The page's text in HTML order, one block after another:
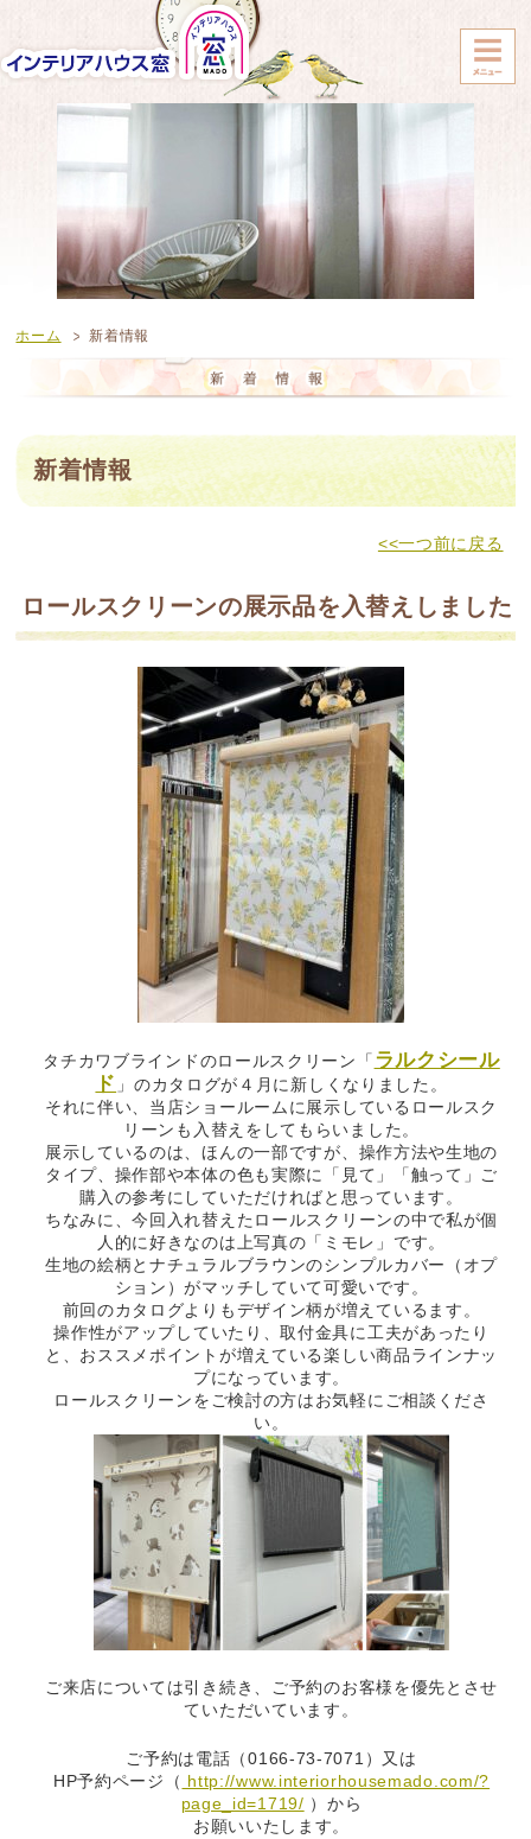
ホーム 新着情報
新着情報
<<一つ前に戻る
ロールスクリーンの展示品を入替えしました
タチカワブラインドのロールスクリーン「 ラルクシール
ド 」のカタログが４月に新しくなりました。
それに伴い、当店ショールームに展示しているロールスク
リーンも入替えをしてもらいました。
展示しているのは、ほんの一部ですが、操作方法や生地の
タイプ、操作部や本体の色も実際に「見て」「触って」ご
購入の参考にしていただければと思っています。
ちなみに、今回入れ替えたロールスクリーンの中で私が個
人的に好きなのは上写真の「ミモレ」です。
生地の絵柄とナチュラルブラウンのシンプルカバー（オプ
ション）がマッチしていて可愛いです。
前回のカタログよりもデザイン柄が増えているます。
操作性がアップしていたり、取付金具に工夫があったり
と、おススメポイントが増えている楽しい商品ラインナッ
プになっています。
ロールスクリーンをご検討の方はお気軽にご相談くださ
い。
ご来店については引き続き、ご予約のお客様を優先とさせ
ていただいています。
ご予約は電話（0166-73-7071）又は
HP予約ページ（ http://www.interiorhousemado.com/?
page_id=1719/ ）から
お願いいたします。